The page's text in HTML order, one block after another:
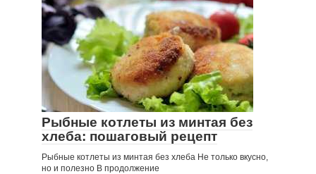
Рыбные котлеты из минтая без
хлеба: пошаговый рецепт
Рыбные котлеты из минтая без хлеба Не только вкусно,
но и полезно В продолжение